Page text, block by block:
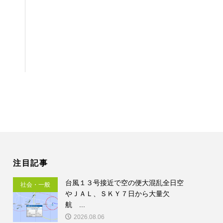
注目記事
社会・一般
台風１３号接近で空の便大混乱全日空
やＪＡＬ、ＳＫＹ７日から大量欠
航 ...
2026.08.06